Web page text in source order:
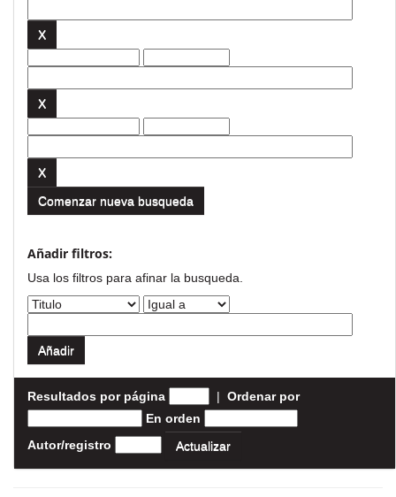
Comenzar nueva busqueda
Añadir filtros:
Usa los filtros para afinar la busqueda.
Resultados por página | Ordenar por
En orden
Autor/registro